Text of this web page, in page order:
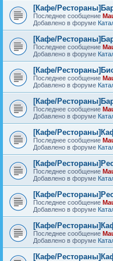
[Кафе/
Последнее сообщение
Добавлено в форуме
[Кафе/
Последнее сообщение
Добавлено в форуме
[Кафе/
Последнее сообщение
Добавлено в форуме
[Кафе/
Последнее сообщение
Добавлено в форуме
[Кафе/
Последнее сообщение
Добавлено в форуме
[Кафе/
Последнее сообщение
Добавлено в форуме
[Кафе/
Последнее сообщение
Добавлено в форуме
[Кафе/
Последнее сообщение
Добавлено в форуме
[Кафе/